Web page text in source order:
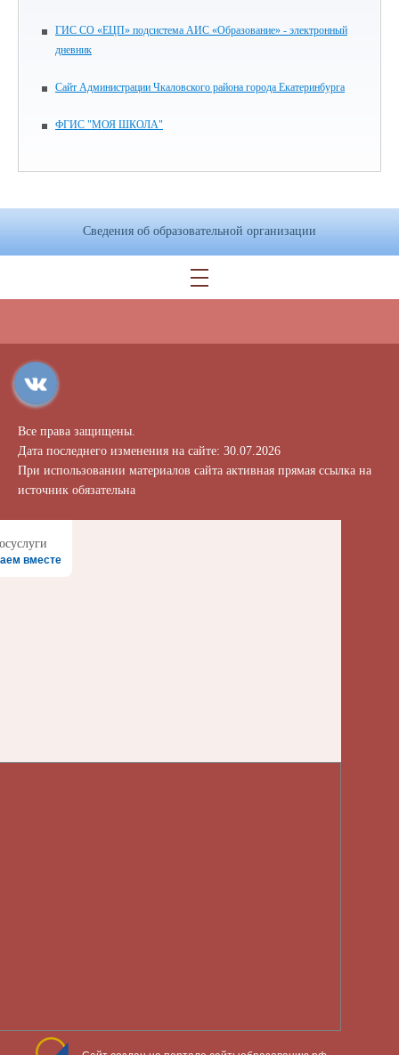
ГИС СО «ЕЦП» подсистема АИС «Образование» - электронный
дневник
Сайт Администрации Чкаловского района города Екатеринбурга
ФГИС "МОЯ ШКОЛА"
Сведения об образовательной организации
Все права защищены.
Дата последнего изменения на сайте: 30.07.2026
При использовании материалов сайта активная прямая ссылка на
источник обязательна
вместе